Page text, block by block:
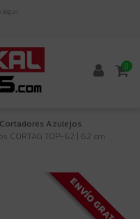
legal
0
Cortadores Azulejos
CORTAG TOP-62 | 62 cm
ENVÍO GRATIS